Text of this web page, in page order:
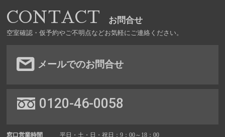
CONTACT お問合せ
空室確認・仮予約やご不明点などお気軽にご連絡ください。
メールでのお問合せ
0120-46-0058
窓口営業時間
平日・土・日・祝日：9：00～18：00